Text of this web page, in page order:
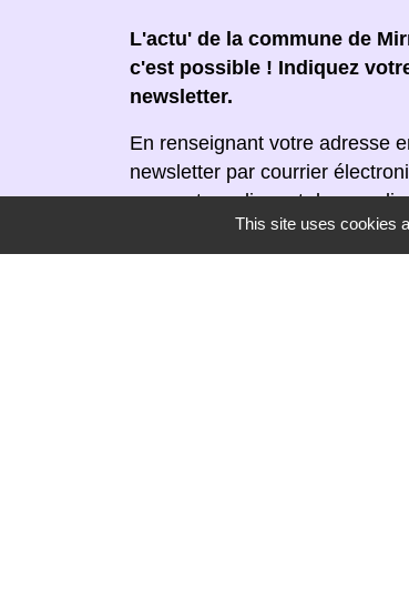
L'actu' de la commune de
c'est possible ! Indiquez
newsletter.
En renseignant votre adresse
newsletter par courrier
moment en cliquant dans un
réceptionnée.This site uses cookies